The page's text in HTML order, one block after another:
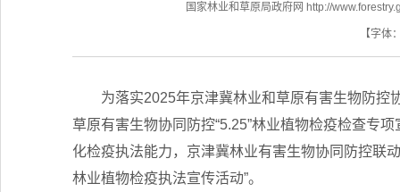
国家林业和草原局政府网 http://
【字体
为落实2025年京津冀林业和草原有害生物防控
草原有害生物协同防控“5.25”林业植物检疫检查专
化检疫执法能力，京津冀林业有害生物协同防控联
林业植物检疫执法宣传活动”。